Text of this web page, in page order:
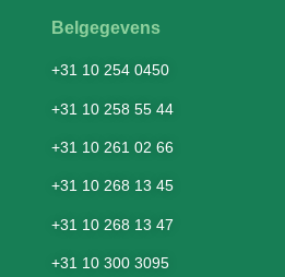
Belgegevens
+31 10 254 0450
+31 10 258 55 44
+31 10 261 02 66
+31 10 268 13 45
+31 10 268 13 47
+31 10 300 3095